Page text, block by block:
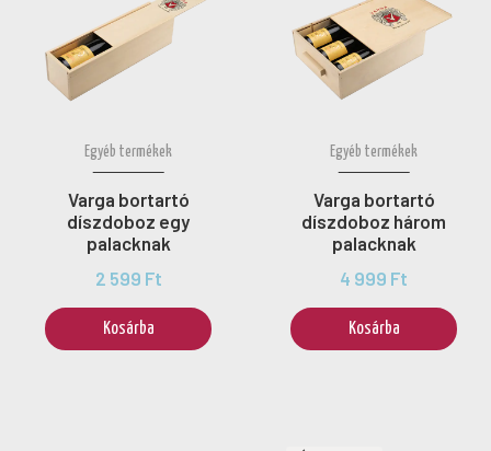
Egyéb termékek
Varga bortartó
díszdoboz egy
palacknak
2 599 Ft
Kosárba
Egyéb termékek
Varga bortartó
díszdoboz három
palacknak
4 999 Ft
Kosárba